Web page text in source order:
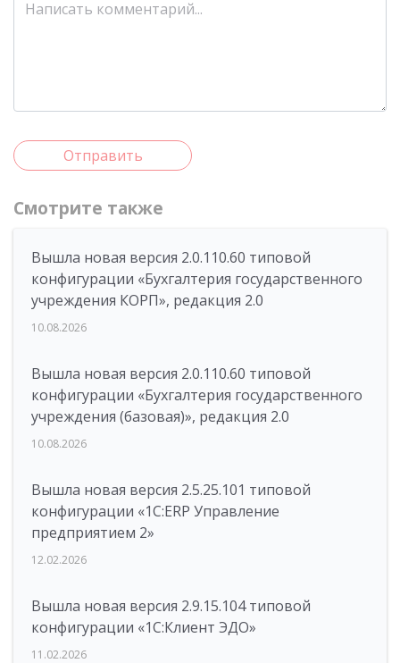
Отправить
Смотрите также
Вышла новая версия 2.0.110.60 типовой
конфигурации «Бухгалтерия государственного
учреждения КОРП», редакция 2.0
10.08.2026
Вышла новая версия 2.0.110.60 типовой
конфигурации «Бухгалтерия государственного
учреждения (базовая)», редакция 2.0
10.08.2026
Вышла новая версия 2.5.25.101 типовой
конфигурации «1С:ERP Управление
предприятием 2»
12.02.2026
Вышла новая версия 2.9.15.104 типовой
конфигурации «1С:Клиент ЭДО»
11.02.2026